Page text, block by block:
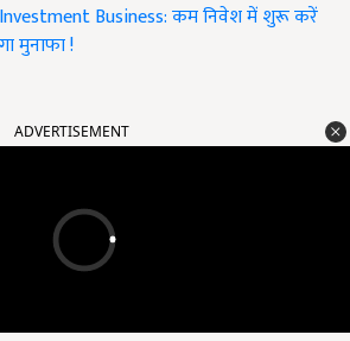
Business: कम निवेश में शुरू करें
मुनाफा !
ADVERTISEMENT